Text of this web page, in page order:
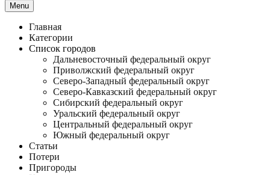
Menu
Главная
Категории
Список городов
Дальневосточный федеральный округ
Приволжский федеральный округ
Северо-Западный федеральный округ
Северо-Кавказский федеральный округ
Сибирский федеральный округ
Уральский федеральный округ
Центральный федеральный округ
Южный федеральный округ
Статьи
Потери
Пригороды